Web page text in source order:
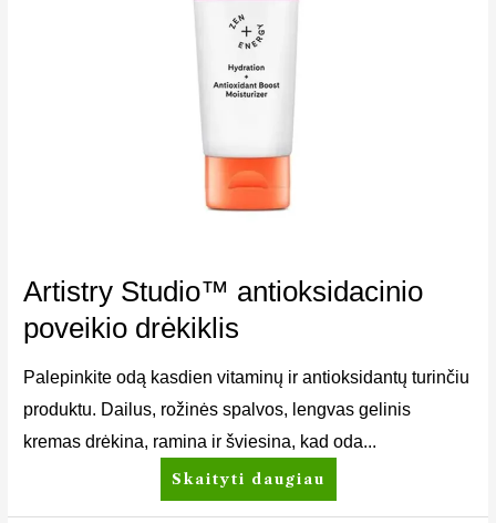
Artistry Studio™ antioksidacinio
poveikio drėkiklis
Palepinkite odą kasdien vitaminų ir antioksidantų turinčiu
produktu. Dailus, rožinės spalvos, lengvas gelinis
kremas drėkina, ramina ir šviesina, kad oda...
Skaityti daugiau